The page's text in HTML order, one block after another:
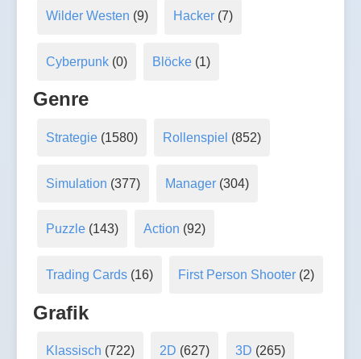
Wilder Westen (9) Hacker (7)
Cyberpunk(0) Blöcke (1)
Genre
Strategie(1580) Rollenspiel (852)
Simulation (377) Manager (304)
Puzzle(143) Action (92)
Trading Cards(16) First Person Shooter (2)
Grafik
Klassisch (722) 2D (627) 3D (265)